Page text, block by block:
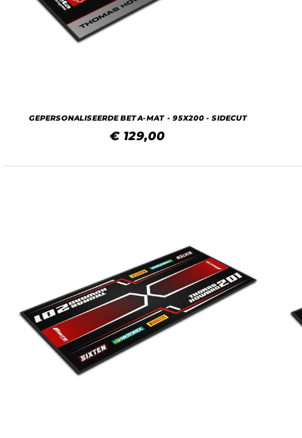
GEPERSONALISEERDE BETA-MAT - 95X200 - SIDECUT
€ 129,00